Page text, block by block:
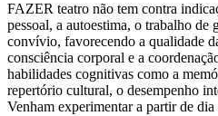
FAZER teatro não tem contra
pessoal, a autoestima, o trabalho de
convívio, favorecendo a qualidade
consciência corporal e a
habilidades cognitivas como a
repertório cultural, o desempenho
Venham experimentar a partir de